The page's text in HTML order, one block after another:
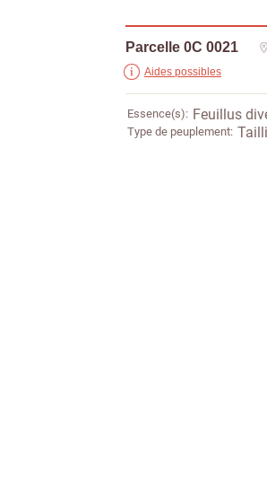
Parcelle 0C 0021
Aides possibles
Essence(s) Feuillus
Type de peuplement